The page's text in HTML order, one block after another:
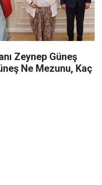
Zeynep Güneş
Ne Mezunu, Kaç